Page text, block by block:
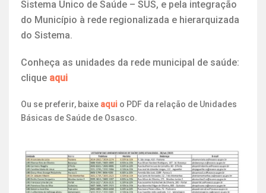
Sistema Único de Saúde – SUS, e pela integração
do Município à rede regionalizada e hierarquizada
do Sistema.
Conheça as unidades da rede municipal de saúde:
clique aqui
Ou se preferir, baixe aqui o PDF da relação de Unidades
Básicas de Saúde de Osasco.